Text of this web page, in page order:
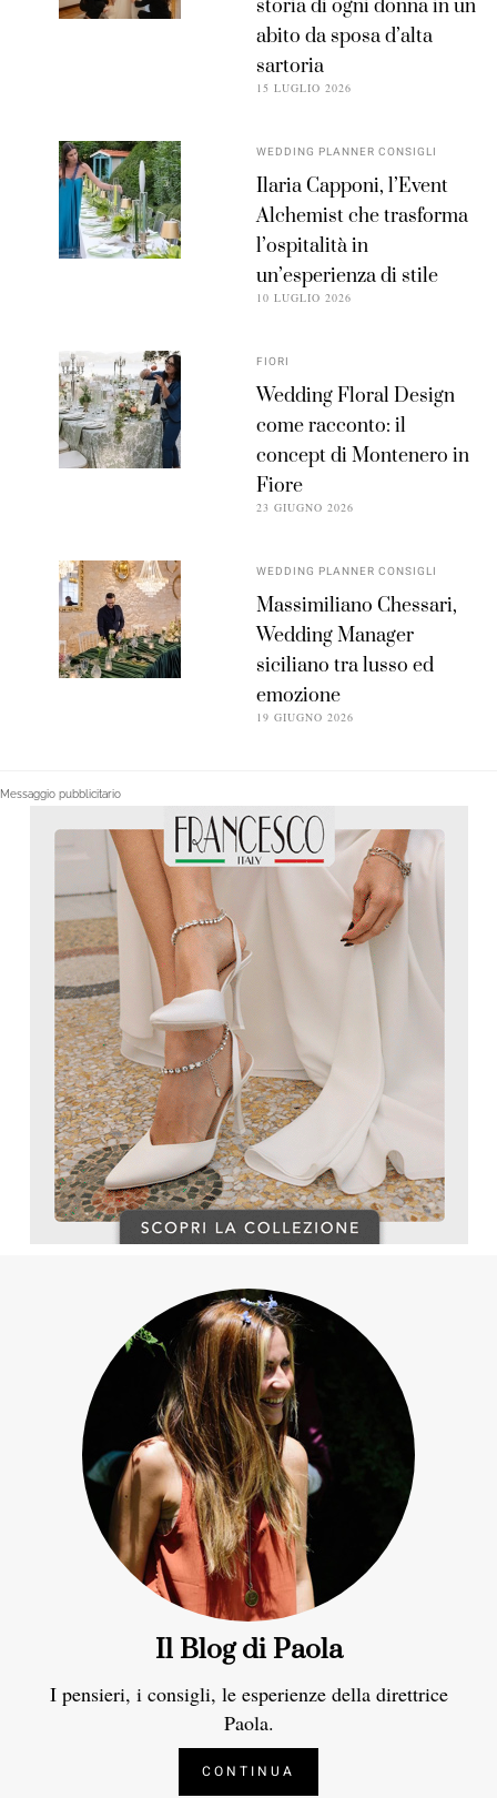
storia di ogni donna in un
abito da sposa d’alta
sartoria
15 LUGLIO 2026
WEDDING PLANNER CONSIGLI
Ilaria Capponi, l’Event
Alchemist che trasforma
l’ospitalità in
un’esperienza di stile
10 LUGLIO 2026
FIORI
Wedding Floral Design
come racconto: il
concept di Montenero in
Fiore
23 GIUGNO 2026
WEDDING PLANNER CONSIGLI
Massimiliano Chessari,
Wedding Manager
siciliano tra lusso ed
emozione
19 GIUGNO 2026
Messaggio pubblicitario
Il Blog di Paola
I pensieri, i consigli, le esperienze della direttrice
Paola.
CONTINUA